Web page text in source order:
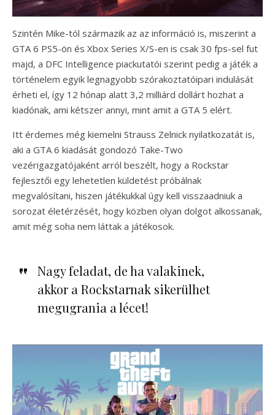
Szintén Mike-tól származik az az információ is, miszerint a
GTA 6 PS5-ön és Xbox Series X/S-en is csak 30 fps-sel fut
majd, a DFC Intelligence piackutatói szerint pedig a játék a
történelem egyik legnagyobb szórakoztatóipari indulását
érheti el, így 12 hónap alatt 3,2 milliárd dollárt hozhat a
kiadónak, ami kétszer annyi, mint amit a GTA 5 elért.
Itt érdemes még kiemelni Strauss Zelnick nyilatkozatát is,
aki a GTA 6 kiadását gondozó Take-Two
vezérigazgatójaként arról beszélt, hogy a Rockstar
fejlesztői egy lehetetlen küldetést próbálnak
megvalósítani, hiszen játékukkal úgy kell visszaadniuk a
sorozat életérzését, hogy közben olyan dolgot alkossanak,
amit még soha nem láttak a játékosok.
Nagy feladat, de ha valakinek,
akkor a Rockstarnak sikerülhet
megugrania a lécet!